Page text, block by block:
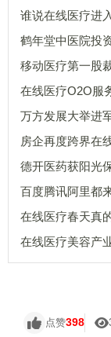
谁说在线医疗进
鹤年堂中医院投
移动医疗第一股
在线医疗O2O服
万方发展大举进
房企再度跨界在
德开医药获阳光
百度腾讯阿里都
在线医疗春天真
在线医疗美容产
点赞398